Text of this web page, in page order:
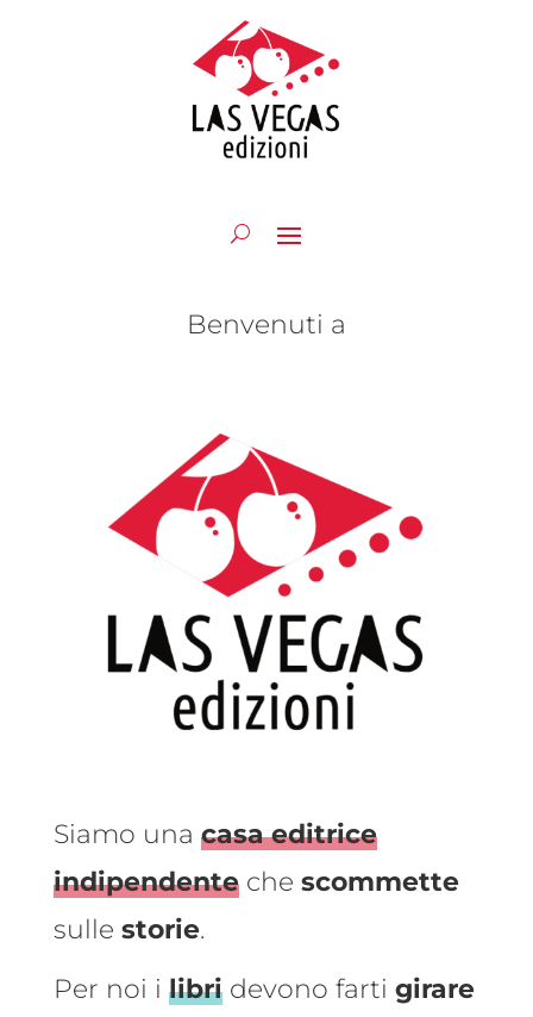
Benvenuti a
Siamo una casa editrice
indipendenteche scommette
sulle storie.
Per noi i libridevono farti girare